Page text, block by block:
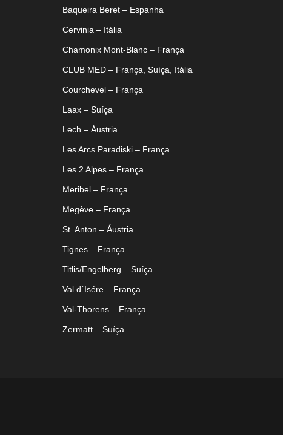
Baqueira Beret – Espanha
Cervinia – Itália
Chamonix Mont-Blanc – França
CLUB MED – França, Suíça, Itália
Courchevel – França
Laax – Suíça
Lech – Áustria
Les Arcs Paradiski – França
Les 2 Alpes – França
Meribel – França
Megève – França
St. Anton – Áustria
Tignes – França
Titlis/Engelberg – Suíça
Val d´Isére – França
Val-Thorens – França
Zermatt – Suíça